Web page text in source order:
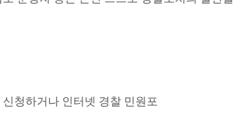
청하거나 인터넷 경찰 민원포